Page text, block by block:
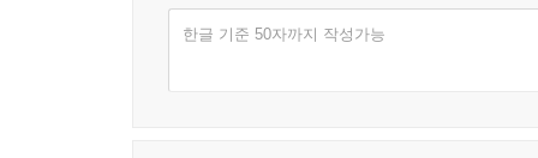
한글 기준 50자까지 작성가능